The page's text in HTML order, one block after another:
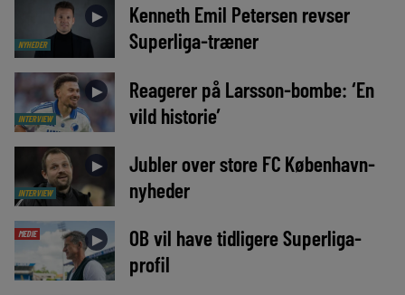
NYHEDER
►
Kenneth Emil Petersen revser
Superliga-træner
INTERVIEW
►
Reagerer på Larsson-bombe: ‘En
vild historie’
INTERVIEW
►
Jubler over store FC København-
nyheder
MEDIE ►
OB vil have tidligere Superliga-
profil